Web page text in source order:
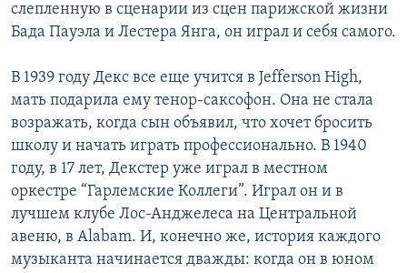
слепленную в сценарии из сцен парижской жизни
Бада Пауэла и Лестера Янга, он играл и себя самого.
В 1939 году Декс все еще учится в Jefferson High,
мать подарила ему тенор-саксофон. Она не стала
возражать, когда сын объявил, что хочет бросить
школу и начать играть профессионально. В 1940
году, в 17 лет, Декстер уже играл в местном
оркестре “Гарлемские Коллеги”. Играл он и в
лучшем клубе Лос-Анджелеса на Центральной
авеню, в Alabam. И, конечно же, история каждого
музыканта начинается дважды: когда он в юном